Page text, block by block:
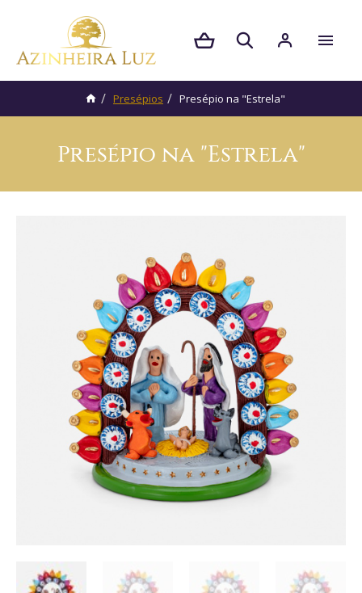
Presépios Presépio na "Estrela"
Presépio na "Estrela"